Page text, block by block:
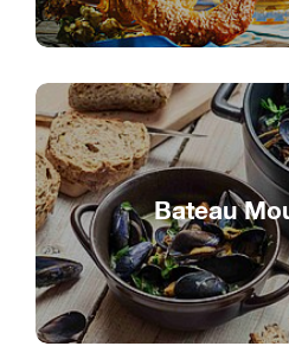
Bateau
Plaisir de la